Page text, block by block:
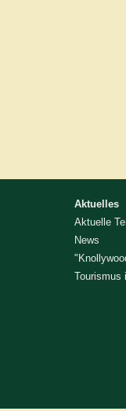
Aktuelles
Aktuelle
News
Tourismus